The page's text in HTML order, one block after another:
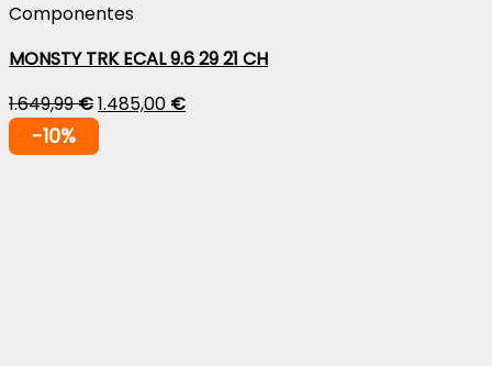
Componentes
MONSTY TRK ECAL 9.6 29 21 CH
1.649,99€1.485,00 €
-10%